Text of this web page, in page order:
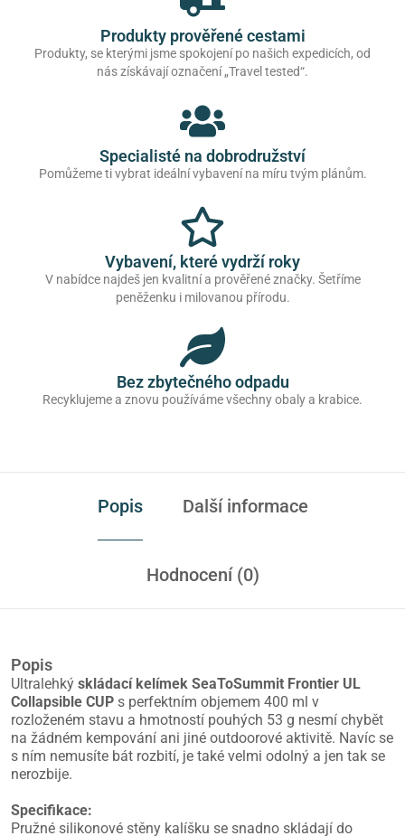
Produkty prověřené cestami
Produkty, se kterými jsme spokojení po našich expedicích, od
nás získávají označení „Travel tested“.
Specialisté na dobrodružství
Pomůžeme ti vybrat ideální vybavení na míru tvým plánům.
Vybavení, které vydrží roky
V nabídce najdeš jen kvalitní a prověřené značky. Šetříme
peněženku i milovanou přírodu.
Bez zbytečného odpadu
Recyklujeme a znovu používáme všechny obaly a krabice.
Popis Další informace
Hodnocení (0)
Popis
Ultralehký skládací kelímek SeaToSummit Frontier UL
Collapsible CUP s perfektním objemem 400 ml v
rozloženém stavu a hmotností pouhých 53 g nesmí chybět
na žádném kempování ani jiné outdoorové aktivitě. Navíc se
s ním nemusíte bát rozbití, je také velmi odolný a jen tak se
nerozbije.
Specifikace:
Pružné silikonové stěny kalíšku se snadno skládají do